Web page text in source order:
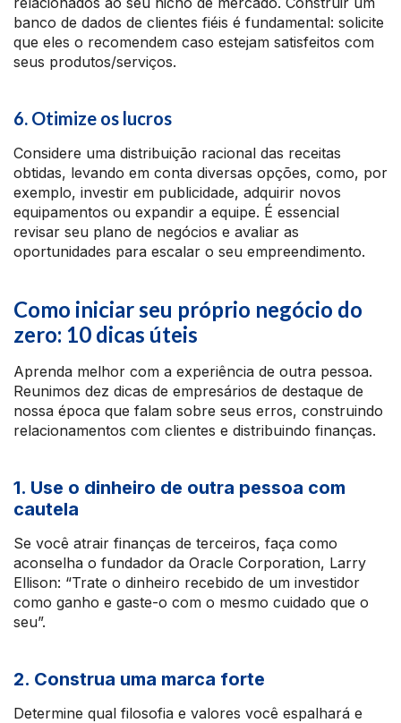
banco de dados de clientes fiéis é fundamental: solicite
que eles o recomendem caso estejam satisfeitos com
seus produtos/serviços.
6. Otimize os lucros
Considere uma distribuição racional das receitas
obtidas, levando em conta diversas opções, como, por
exemplo, investir em publicidade, adquirir novos
equipamentos ou expandir a equipe. É essencial
revisar seu plano de negócios e avaliar as
oportunidades para escalar o seu empreendimento.
Como iniciar seu próprio negócio do
zero: 10 dicas úteis
Aprenda melhor com a experiência de outra pessoa.
Reunimos dez dicas de empresários de destaque de
nossa época que falam sobre seus erros, construindo
relacionamentos com clientes e distribuindo finanças.
1. Use o dinheiro de outra pessoa com
cautela
Se você atrair finanças de terceiros, faça como
aconselha o fundador da Oracle Corporation, Larry
Ellison: “Trate o dinheiro recebido de um investidor
como ganho e gaste-o com o mesmo cuidado que o
seu”.
2. Construa uma marca forte
Determine qual filosofia e valores você espalhará e